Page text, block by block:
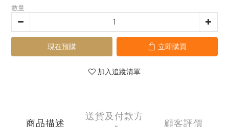
數量
現在預購 立即購買
加入追蹤清單
商品描述
送貨及付款方
顧客評價